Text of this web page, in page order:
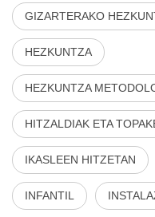
GIZARTERAKO
HEZKUNTZA
HEZKUNTZA
HITZALDIAK ETA
IKASLEEN HITZETAN
INFANTIL